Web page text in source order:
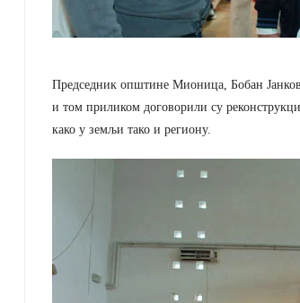
Председник општине Мионица, Бобан
и том приликом договорили су
како у земљи тако и региону.